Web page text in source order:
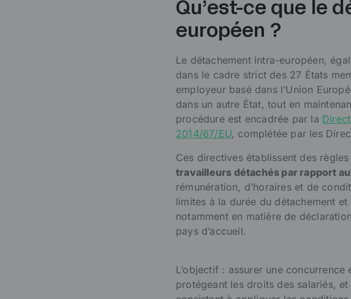
Qu’est-ce que le
européen ?
Le détachement intra-européen,
dans le cadre strict des 27 États
employeur basé dans l’Union
dans un autre État, tout en
procédure est encadrée par la
2014/67/EU, complétée par les
Ces directives établissent des
travailleurs détachés par rapport
rémunération, d’horaires et de
limites à la durée du détachement
notamment en matière de
pays d’accueil.
L’objectif : assurer une
protégeant les droits des salariés, et